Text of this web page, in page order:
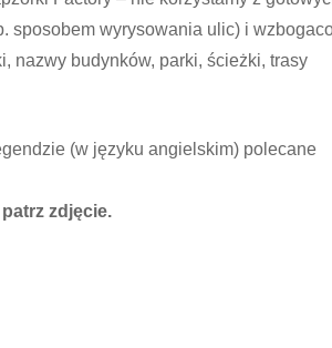
sposobem wyrysowania ulic) i
nazwy budynków, parki, ścieżki, trasy
(w języku angielskim) polecane
zdjęcie.